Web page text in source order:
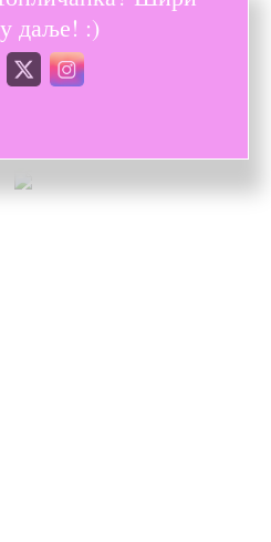
даље! :)